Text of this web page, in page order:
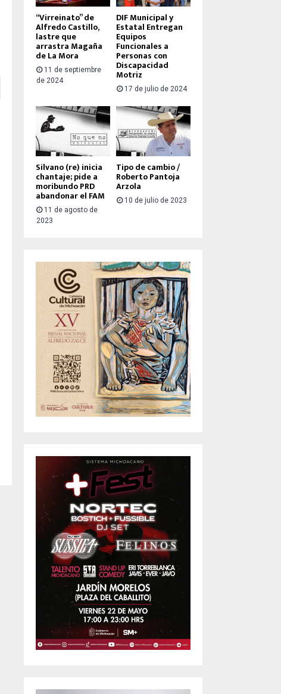
“Virreinato” de
Alfredo Castillo,
lastre que
arrastra Magaña
de La Mora
11 de septiembre
de 2024
DIF Municipal y
Estatal Entregan
Equipos
Funcionales a
Personas con
Discapacidad
Motriz
17 de julio de 2024
Silvano (re) inicia
chantaje; pide a
moribundo PRD
abandonar el FAM
11 de agosto de
2023
Tipo de cambio /
Roberto Pantoja
Arzola
10 de julio de 2023